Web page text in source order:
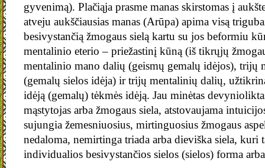
gyvenimą). Plačiąja prasme manas skirstomas į
atveju aukščiausias manas (Arūpa) apima visą
besivystančią žmogaus sielą kartu su jos beformiu
mentalinio eterio – priežastinį kūną (iš tikrųjų
mentalinio mano dalių (geismų gemalų idėjos), trijų
(gemalų sielos idėja) ir trijų mentalinių dalių,
idėją (gemalų) tėkmės idėją. Jau minėtas
mąstytojas arba žmogaus siela, atstovaujama
sujungia žemesniuosius, mirtinguosius žmogaus
nedaloma, nemirtinga triada arba dieviška siela, kuri
individualios besivystančios sielos (sielos) forma